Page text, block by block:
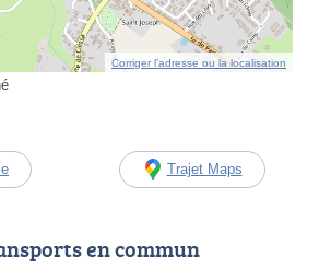
Corriger l’adresse ou la localisation
Trajet Maps
en commun